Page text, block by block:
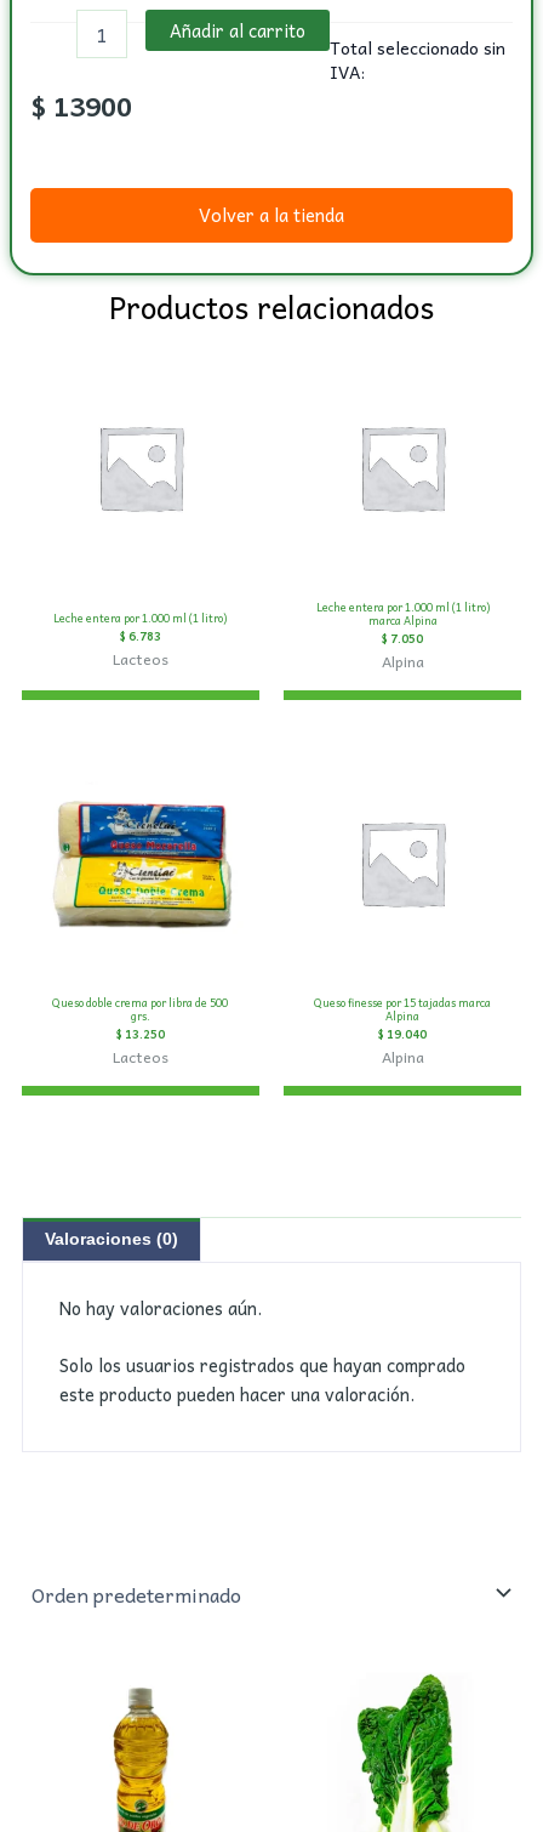
campesino
libra
de
marca
cantidad
Añadir al carrito
Total seleccionado sin
IVA:
$ 13900
Volver a la tienda
Productos relacionados
Leche entera por 1.000 ml (1 litro)
$ 6.783
Lacteos
Leche entera por 1.000 ml (1 litro)
marca Alpina
$ 7.050
Alpina
Queso doble crema por libra de 500
grs.
$ 13.250
Lacteos
Queso finesse por 15 tajadas marca
Alpina
$ 19.040
Alpina
Valoraciones (0)
No hay valoraciones aún.
Solo los usuarios registrados que hayan comprado
este producto pueden hacer una valoración.